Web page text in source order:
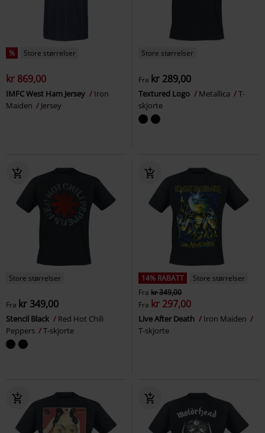
% Store størrelser
kr 869,00
IMFC West Ham Jersey
Iron
Maiden
Jersey
Store størrelser
Fra kr 289,00
Textured Logo Metallica
T-
skjorte
Store størrelser
Fra kr 349,00
Stencil Black
Red Hot Chili
Peppers
T-skjorte
14% RABATT
Store størrelser
Fra kr 349,00
Fra kr 297,00
Live After Death
Iron Maiden
T-skjorte